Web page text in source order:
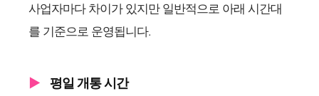
사업자마다 차이가 있지만 일반적으로 아래 시간대
를 기준으로 운영됩니다.
평일 개통 시간